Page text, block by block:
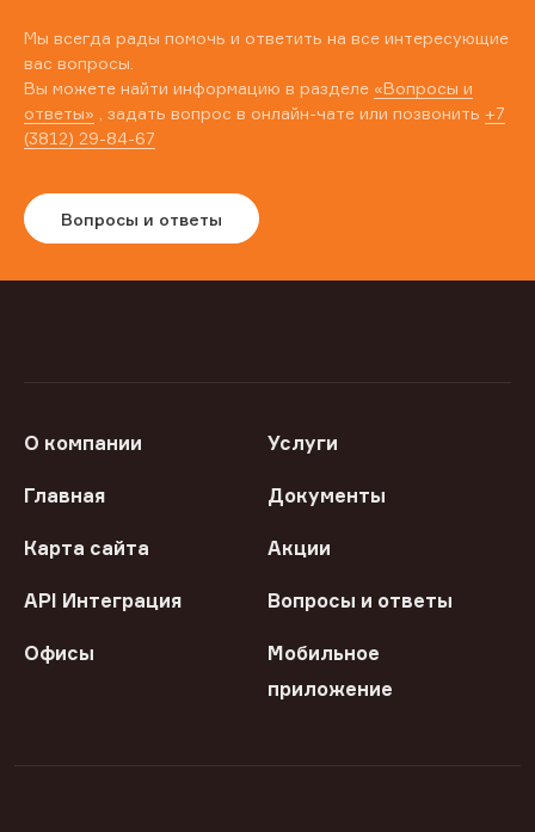
Мы всегда рады помочь и ответить на все интересующие
вас вопросы.
Вы можете найти информацию в разделе «Вопросы и
ответы» , задать вопрос в онлайн-чате или позвонить +7
(3812) 29-84-67
Вопросы и ответы
О компании Услуги
Главная Документы
Карта сайта Акции
API Интеграция Вопросы и ответы
Офисы
Мобильное
приложение